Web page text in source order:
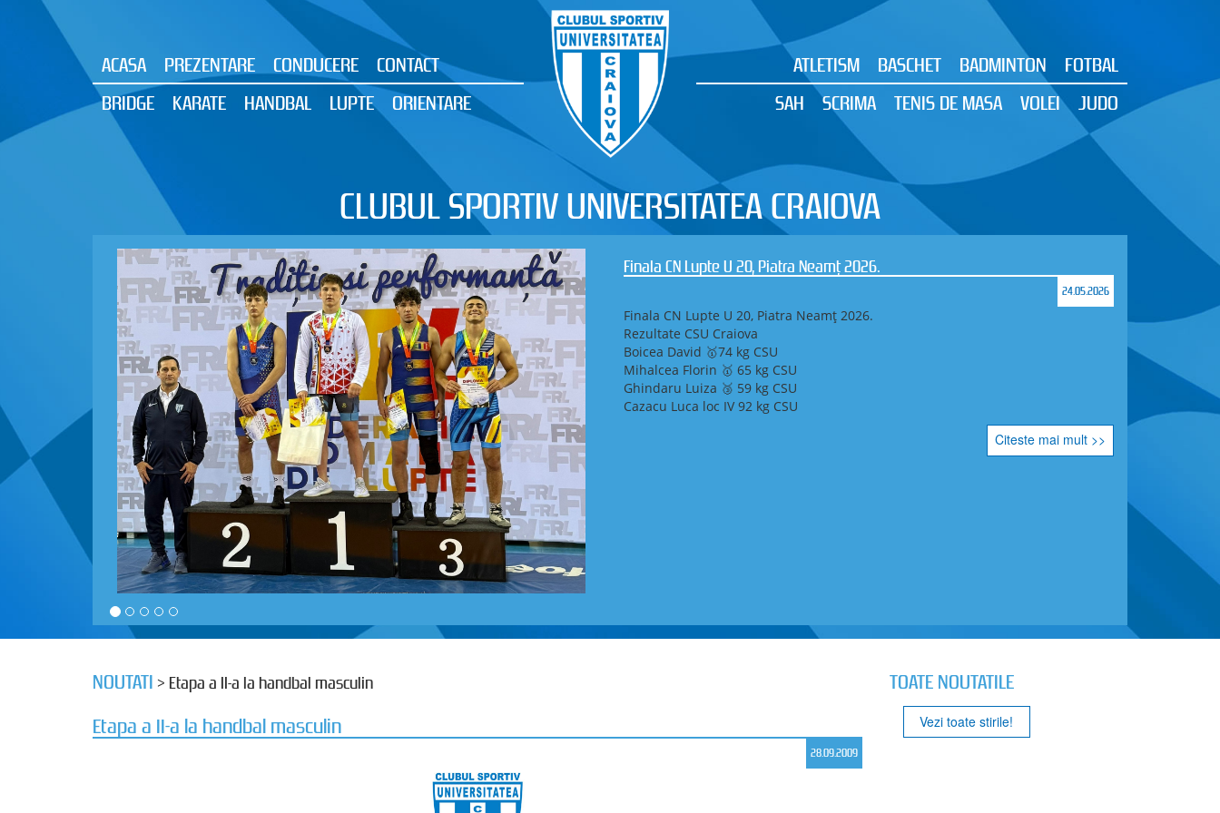
ACASA PREZENTARE CONDUCERE
CONTACT
BRIDGE
KARATE HANDBAL LUPTE ORIENTARE
ATLETISM BASCHET BADMINTON
FOTBAL
SAH
SCRIMA TENIS DE MASA VOLEI JUDO
CLUBUL SPORTIV UNIVERSITATEA CRAIOVA
Finala CN Lupte U 20, Piatra Neamț 2026.
24.05.2026
Finala CN Lupte U 20, Piatra Neamț 2026.
Rezultate CSU Craiova
Boicea David 🥇74 kg CSU
Mihalcea Florin 🥇 65 kg CSU
Ghindaru Luiza 🥉 59 kg CSU
Cazacu Luca loc IV 92 kg CSU
Citeste mai mult >>
NOUTATI > Etapa a II-a la handbal masculin
Etapa a II-a la handbal masculin
28.09.2009
TOATE NOUTATILE
Vezi toate stirile!